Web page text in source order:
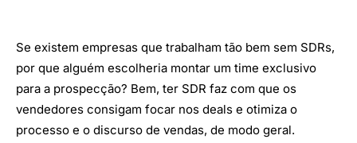
Se existem empresas que trabalham tão bem sem SDRs,
por que alguém escolheria montar um time exclusivo
para a prospecção? Bem, ter SDR faz com que os
vendedores consigam focar nos deals e otimiza o
processo e o discurso de vendas, de modo geral.